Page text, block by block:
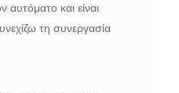
αυτόματο και είναι
τη συνεργασία